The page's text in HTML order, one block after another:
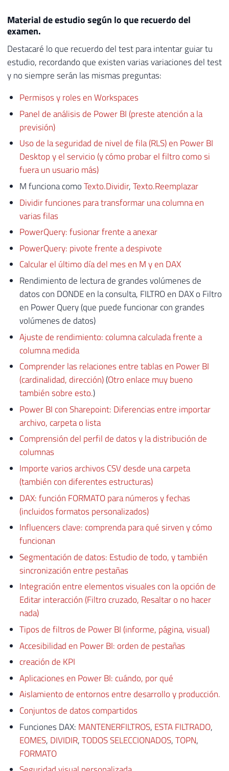
Material de estudio según lo que recuerdo del
examen.
Destacaré lo que recuerdo del test para intentar guiar tu
estudio, recordando que existen varias variaciones del test
y no siempre serán las mismas preguntas:
Permisos y roles en Workspaces
Panel de análisis de Power BI (preste atención a la
previsión)
Uso de la seguridad de nivel de fila (RLS) en Power BI
Desktop y el servicio (y cómo probar el filtro como si
fuera un usuario más)
M funciona comoTexto.Dividir,Texto.Reemplazar
Dividir funciones para transformar una columna en
varias filas
PowerQuery: fusionar frente a anexar
PowerQuery: pivote frente a despivote
Calcular el último día del mes en M y en DAX
Rendimiento de lectura de grandes volúmenes de
datos con DONDE en la consulta, FILTRO en DAX o Filtro
en Power Query (que puede funcionar con grandes
volúmenes de datos)
Ajuste de rendimiento: columna calculada frente a
columna medida
Comprender las relaciones entre tablas en Power BI
(cardinalidad, dirección)(Otro enlace muy bueno
también sobre esto.)
Power BI con Sharepoint: Diferencias entre importar
archivo, carpeta o lista
Comprensión del perfil de datos y la distribución de
columnas
Importe varios archivos CSV desde una carpeta
(también con diferentes estructuras)
DAX: función FORMATO para números y fechas
(incluidos formatos personalizados)
Influencers clave: comprenda para qué sirven y cómo
funcionan
Segmentación de datos: Estudio de todo, y también
sincronización entre pestañas
Integración entre elementos visuales con la opción de
Editar interacción (Filtro cruzado, Resaltar o no hacer
nada)
Tipos de filtros de Power BI (informe, página, visual)
Accesibilidad en Power BI: orden de pestañas
creación de KPI
Aplicaciones en Power BI: cuándo, por qué
Aislamiento de entornos entre desarrollo y producción.
Conjuntos de datos compartidos
Funciones DAX: MANTENERFILTROS, ESTA FILTRADO,
EOMES, DIVIDIR,TODOS SELECCIONADOS,TOPN,
FORMATO